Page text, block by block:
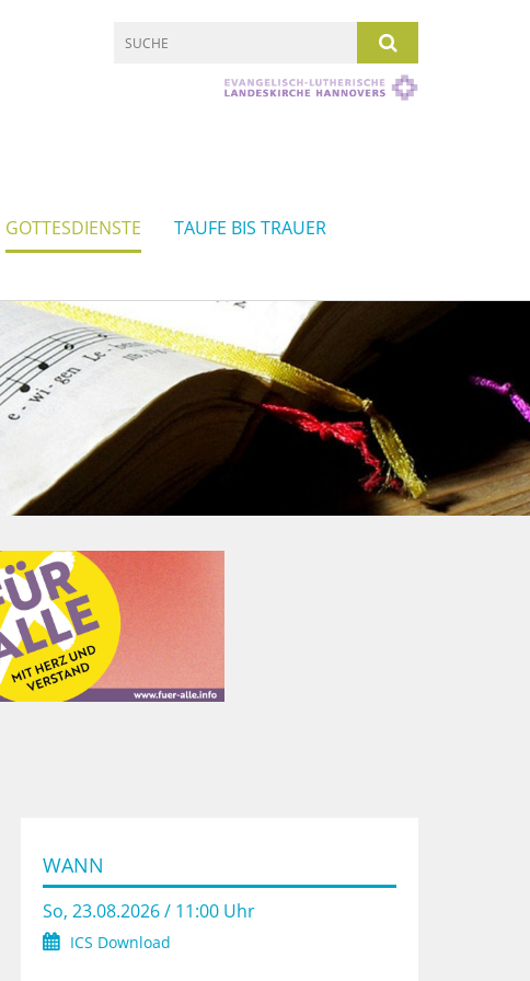
GOTTESDIENSTE
TAUFE BIS TRAUER
WANN
So, 23.08.2026 / 11:00 Uhr
ICS Download